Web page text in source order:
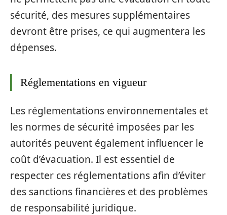
sécurité, des mesures supplémentaires
devront être prises, ce qui augmentera les
dépenses.
Réglementations en vigueur
Les réglementations environnementales et
les normes de sécurité imposées par les
autorités peuvent également influencer le
coût d’évacuation. Il est essentiel de
respecter ces réglementations afin d’éviter
des sanctions financières et des problèmes
de responsabilité juridique.